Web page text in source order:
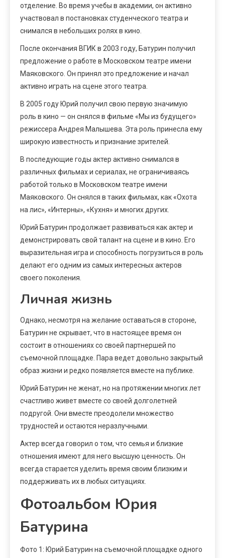
отделение. Во время учебы в академии, он активно
участвовал в постановках студенческого театра и
снимался в небольших ролях в кино.
После окончания ВГИК в 2003 году, Батурин получил
предложение о работе в Московском театре имени
Маяковского. Он принял это предложение и начал
активно играть на сцене этого театра.
В 2005 году Юрий получил свою первую значимую
роль в кино — он снялся в фильме «Мы из будущего»
режиссера Андрея Малышева. Эта роль принесла ему
широкую известность и признание зрителей.
В последующие годы актер активно снимался в
различных фильмах и сериалах, не ограничиваясь
работой только в Московском театре имени
Маяковского. Он снялся в таких фильмах, как «Охота
на лис», «Интерны», «Кухня» и многих других.
Юрий Батурин продолжает развиваться как актер и
демонстрировать свой талант на сцене и в кино. Его
выразительная игра и способность погрузиться в роль
делают его одним из самых интересных актеров
своего поколения.
Личная жизнь
Однако, несмотря на желание оставаться в стороне,
Батурин не скрывает, что в настоящее время он
состоит в отношениях со своей партнершей по
съемочной площадке. Пара ведет довольно закрытый
образ жизни и редко появляется вместе на публике.
Юрий Батурин не женат, но на протяжении многих лет
счастливо живет вместе со своей долголетней
подругой. Они вместе преодолели множество
трудностей и остаются неразлучными.
Актер всегда говорил о том, что семья и близкие
отношения имеют для него высшую ценность. Он
всегда старается уделить время своим близким и
поддерживать их в любых ситуациях.
Фотоальбом Юрия
Батурина
Фото 1: Юрий Батурин на съемочной площадке одного